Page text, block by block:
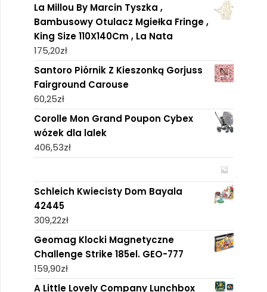
La Millou By Marcin Tyszka ,
Bambusowy Otulacz Mgiełka Fringe ,
King Size 110X140Cm , La Nata
175,20zł
Santoro Piórnik Z Kieszonką Gorjuss
Fairground Carouse
60,25zł
Corolle Mon Grand Poupon Cybex
wózek dla lalek
406,53zł
Schleich Kwiecisty Dom Bayala
42445
309,22zł
Geomag Klocki Magnetyczne
Challenge Strike 185el. GEO-777
159,90zł
A Little Lovely Company Lunchbox